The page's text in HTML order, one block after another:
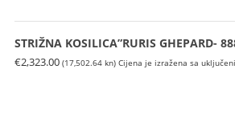
STRIŽNA KOSILICA”RURIS GHEPARD-
€2,323.00 (17,502.64 kn) Cijena je izražena sa